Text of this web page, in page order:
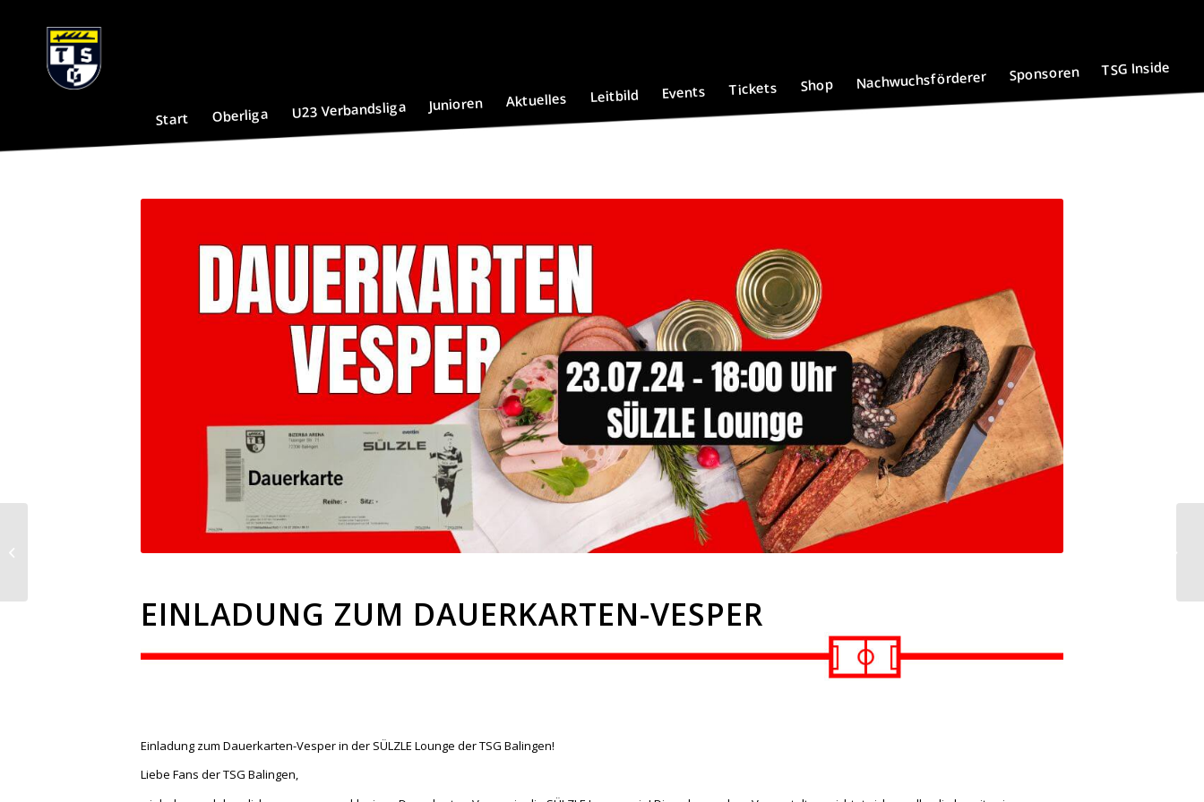
Start Oberliga U23 Verbandsliga Junioren Aktuelles Leitbild Events Tickets Shop Nachwuchsförderer Sponsoren TSG Inside
EINLADUNG ZUM DAUERKARTEN-VESPER
Einladung zum Dauerkarten-Vesper in der SÜLZLE Lounge der TSG Balingen!
Liebe Fans der TSG Balingen,